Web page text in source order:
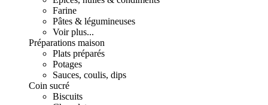
Farine
Pâtes & légumineuses
Voir plus...
Préparations maison
Plats préparés
Potages
Sauces, coulis, dips
Coin sucré
Biscuits